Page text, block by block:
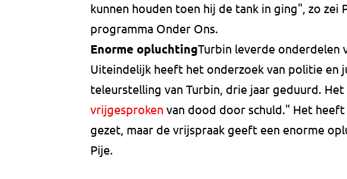
kunnen houden toen hij de tank in ging", zo zei
programma Onder Ons.
Enorme opluchtingTurbin leverde onderdelen
Uiteindelijk heeft het onderzoek van politie en
teleurstelling van Turbin, drie jaar geduurd.
vrijgesproken van dood door schuld." Het
gezet, maar de vrijspraak geeft een enorme
Pije.